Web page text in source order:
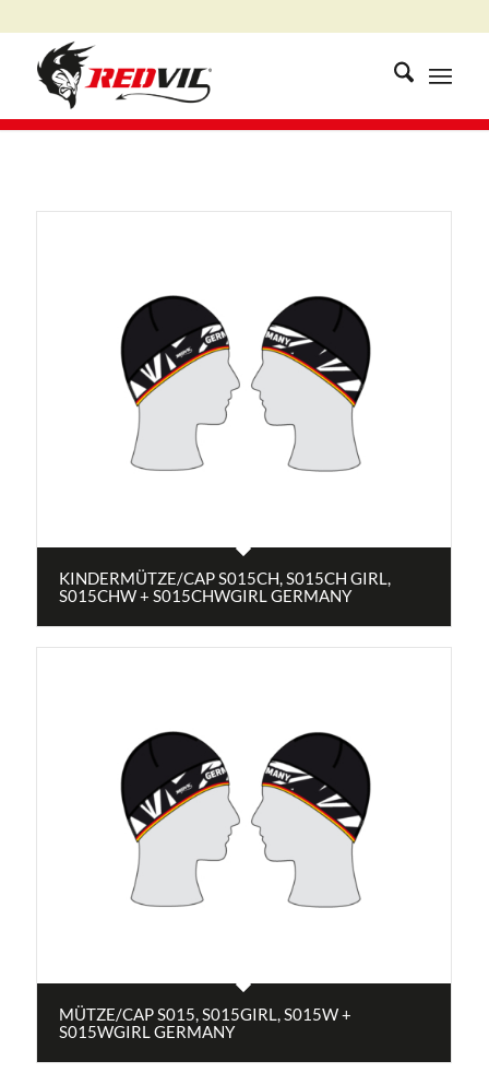
KINDERMÜTZE/CAP S015CH, S015CH GIRL,
S015CHW + S015CHWGIRL GERMANY
MÜTZE/CAP S015, S015GIRL, S015W +
S015WGIRL GERMANY